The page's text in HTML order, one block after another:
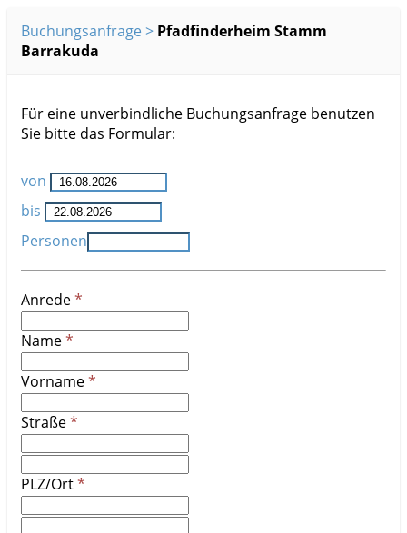
Buchungsanfrage
Pfadfinderheim Stamm
Barrakuda
Für eine unverbindliche Buchungsanfrage benutzen
Sie bitte das Formular:
von
bis
Personen
Anrede
Name
Vorname
Straße
PLZ/Ort